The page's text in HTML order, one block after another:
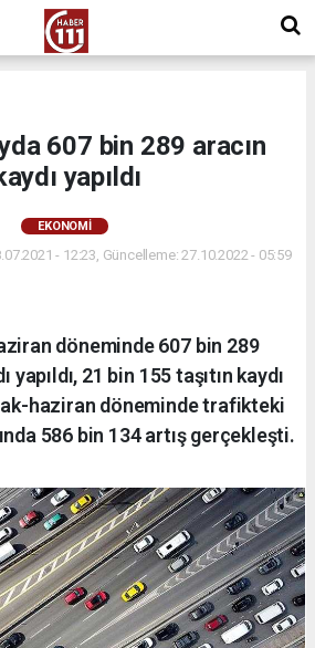
607 bin 289 aracın
yapıldı
EKONOMİ
- 12:23, Güncelleme: 27.10.2022 - 05:59
döneminde 607 bin 289
yapıldı, 21 bin 155 taşıtın kaydı
haziran döneminde trafikteki
586 bin 134 artış gerçekleşti.